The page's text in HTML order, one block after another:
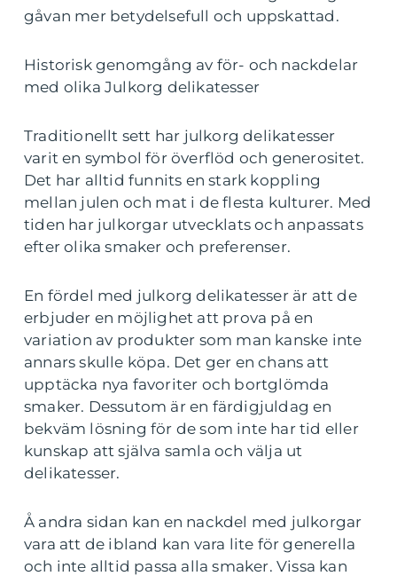
gåvan mer betydelsefull och uppskattad.
Historisk genomgång av för- och nackdelar
med olika Julkorg delikatesser
Traditionellt sett har julkorg delikatesser
varit en symbol för överflöd och generositet.
Det har alltid funnits en stark koppling
mellan julen och mat i de flesta kulturer. Med
tiden har julkorgar utvecklats och anpassats
efter olika smaker och preferenser.
En fördel med julkorg delikatesser är att de
erbjuder en möjlighet att prova på en
variation av produkter som man kanske inte
annars skulle köpa. Det ger en chans att
upptäcka nya favoriter och bortglömda
smaker. Dessutom är en färdigjuldag en
bekväm lösning för de som inte har tid eller
kunskap att själva samla och välja ut
delikatesser.
Å andra sidan kan en nackdel med julkorgar
vara att de ibland kan vara lite för generella
och inte alltid passa alla smaker. Vissa kan